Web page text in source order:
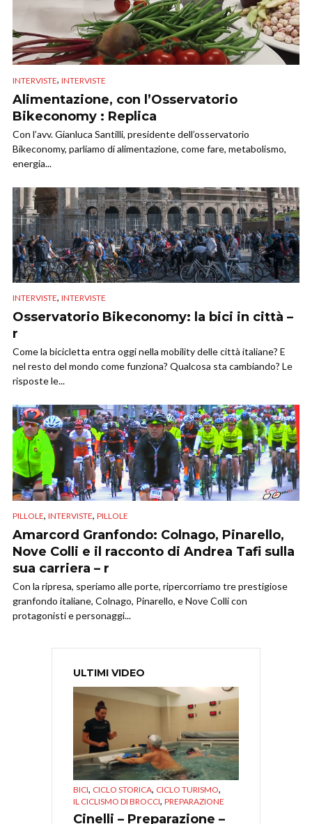
INTERVISTE, INTERVISTE
Alimentazione, con l’Osservatorio
Bikeconomy : Replica
Con l’avv. Gianluca Santilli, presidente dell’osservatorio
Bikeconomy, parliamo di alimentazione, come fare, metabolismo,
energia...
INTERVISTE, INTERVISTE
Osservatorio Bikeconomy: la bici in città –
r
Come la bicicletta entra oggi nella mobility delle città italiane? E
nel resto del mondo come funziona? Qualcosa sta cambiando? Le
risposte le...
PILLOLE, INTERVISTE, PILLOLE
Amarcord Granfondo: Colnago, Pinarello,
Nove Colli e il racconto di Andrea Tafi sulla
sua carriera – r
Con la ripresa, speriamo alle porte, ripercorriamo tre prestigiose
granfondo italiane, Colnago, Pinarello, e Nove Colli con
protagonisti e personaggi...
ULTIMI VIDEO
BICI, CICLO STORICA, CICLO TURISMO,
IL CICLISMO DI BROCCI, PREPARAZIONE
Cinelli – Preparazione –